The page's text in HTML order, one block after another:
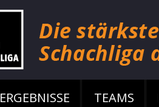
ERGEBNISSE TEAMS